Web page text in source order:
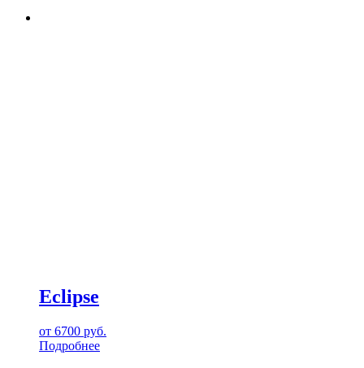
Eclipse
от 6700 руб.
Подробнее